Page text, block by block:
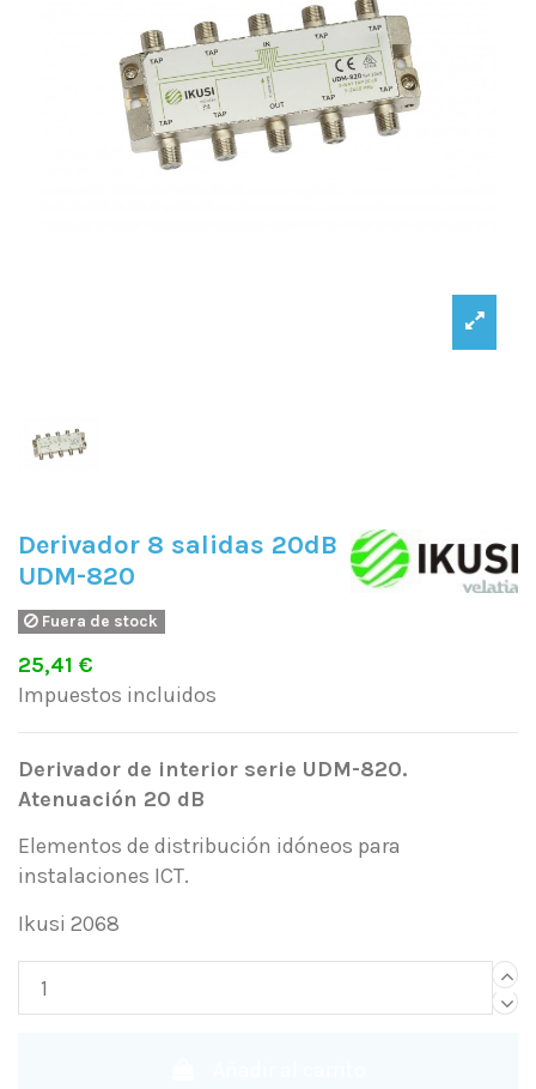
Derivador 8 salidas 20dB
UDM-820
Fuera de stock
25,41 €
Impuestos incluidos
Derivador de interior serie UDM-820.
Atenuación 20 dB
Elementos de distribución idóneos para
instalaciones ICT.
Ikusi 2068